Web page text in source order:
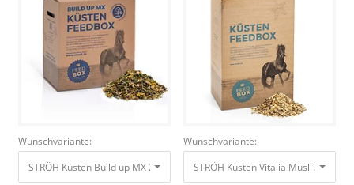
Wunschvariante:
STRÖH Küsten Build up MX 20 kg Feedbox Aufbaumüsli für Sportpferde
Wunschvariante:
STRÖH Küsten Vitalia Müsli 30kg